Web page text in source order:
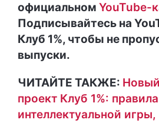
официальном YouTube-
Подписывайтесь на
Клуб 1%, чтобы не
выпуски.
ЧИТАЙТЕ ТАКЖЕ:
проект Клуб 1%: правила
интеллектуальной